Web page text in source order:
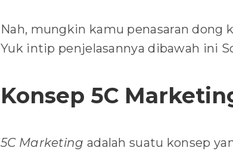
Nah, mungkin kamu penasaran dong
Yuk intip penjelasannya dibawah ini
Konsep 5C
5C Marketing adalah suatu konsep